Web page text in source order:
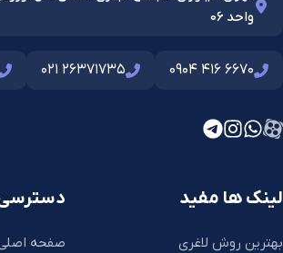
واحد 06
0904 416 6670
021 26371735
لینک ها مفید
بهترین روش لاغری
صفحه